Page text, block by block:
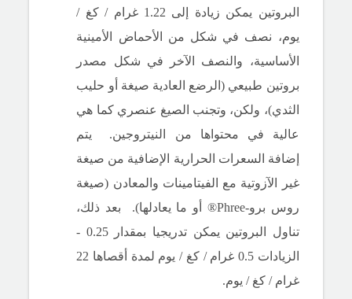
البروتين يمكن زيادة إلى 1.22 غرام / كغ /
يوم، نصف في شكل من الأحماض الأمينية
الأساسية، والنصف الآخر في شكل مصدر
بروتين طبيعي (الرضع العادية صيغة أو حليب
الثدي)، ولكن، وتجنب الصيغ عنصري كما هي
عالية في محتواها من النيتروجين.
يتم
إضافة السعرات الحرارية الإضافية من صيغة
غير الآزوتية مع الفيتامينات والمعادن (صيغة
روس برو-Phree® أو ما يعادلها).
بعد ذلك،
تناول البروتين يمكن تدريجيا بمقدار 0.25 -
الزيادات 0.5 غرام / كغ / يوم لمدة أقصاها 22
غرام / كغ / يوم.